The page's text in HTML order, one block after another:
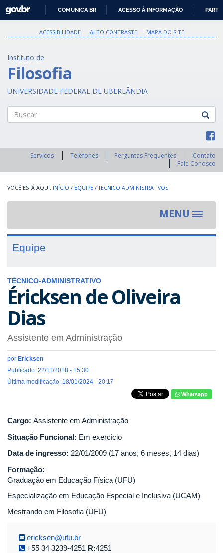
PARA
O
GOVBR
COMUNICA BR ACESSO À INFORMAÇÃO
ACESSIBILIDADE ALTO CONTRASTE MAPA DO SITE
Instituto de
Filosofia
UNIVERSIDADE FEDERAL DE UBERLÂNDIA
Serviços Telefones Perguntas Frequentes
Contato
Fale Conosco
INÍCIO / EQUIPE / TECNICO ADMINISTRATIVOS
MENU
Toggle
Equipe
TÉCNICO-ADMINISTRATIVO
Éricksen de Oliveira
Dias
Assistente em Administração
por Ericksen
Publicado: 22/11/2018 - 15:30
Última modificação: 18/01/2024 - 20:17
Whatsapp
Cargo: Assistente em Administração
Situação Funcional: Em exercício
Data de ingresso: 22/01/2009 (17 anos, 6 meses, 14 dias)
Formação:
Graduação em Educação Física (UFU)
Especialização em Educação Especial e Inclusiva (UCAM)
Mestrando em Filosofia (UFU)
ericksen@ufu.br
+55 34 3239-4251 R:4251